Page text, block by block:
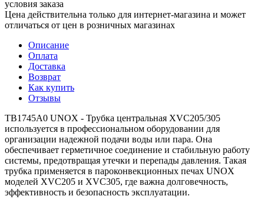
условия заказа
Цена действительна только для интернет-магазина и может
отличаться от цен в розничных магазинах
Описание
Оплата
Доставка
Возврат
Как купить
Отзывы
TB1745A0 UNOX - Трубка центральная XVC205/305
используется в профессиональном оборудовании для
организации надежной подачи воды или пара. Она
обеспечивает герметичное соединение и стабильную работу
системы, предотвращая утечки и перепады давления. Такая
трубка применяется в пароконвекционных печах UNOX
моделей XVC205 и XVC305, где важна долговечность,
эффективность и безопасность эксплуатации.